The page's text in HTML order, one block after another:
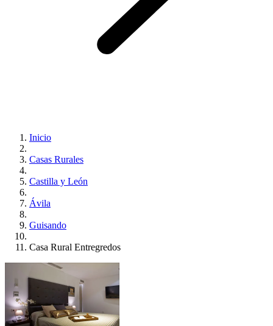
Inicio
Casas Rurales
Castilla y León
Ávila
Guisando
Casa Rural Entregredos